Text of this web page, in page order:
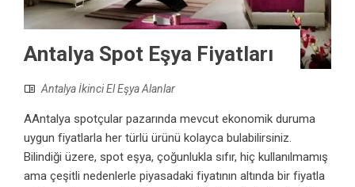
Antalya Spot Eşya Fiyatları
Antalya İkinci El Eşya Alanlar
AAntalya spotçular pazarında mevcut ekonomik duruma
uygun fiyatlarla her türlü ürünü kolayca bulabilirsiniz.
Bilindiği üzere, spot eşya, çoğunlukla sıfır, hiç kullanılmamış
ama çeşitli nedenlerle piyasadaki fiyatının altında bir fiyatla